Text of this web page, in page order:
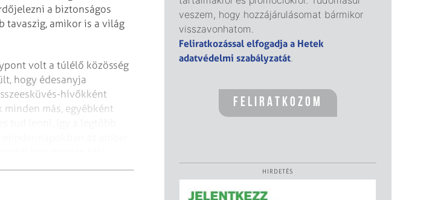
a biztonságos
tavaszig, amikor is a világ
volt a túlélő közösség
hogy édesanyja
hívőkként
minden más, egyébként
veszem, hogy hozzájárulásomat bármikor
visszavonhatom.
Feliratkozással elfogadja a Hetek
adatvédelmi szabályzatát.
HIRDETÉS